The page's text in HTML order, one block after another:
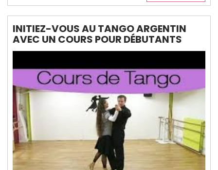
INITIEZ-VOUS AU TANGO ARGENTIN
AVEC UN COURS POUR DÉBUTANTS